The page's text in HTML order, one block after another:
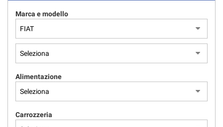
Marca e modello
Alimentazione
Carrozzeria
offrire
e
svolgere
le
attività
di
seguito
descritte.
Per